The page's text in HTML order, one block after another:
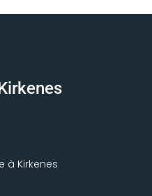
à Kirkenes